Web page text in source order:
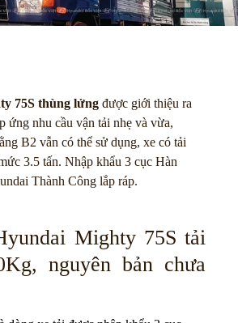
75S thùng lửng được giới thiệu ra
ứng nhu cầu vận tải nhẹ và vừa,
B2 vẫn có thể sử dụng, xe có tải
3.5 tấn. Nhập khẩu 3 cục Hàn
Thành Công lắp ráp.
Mighty 75S tải
nguyên bản chưa